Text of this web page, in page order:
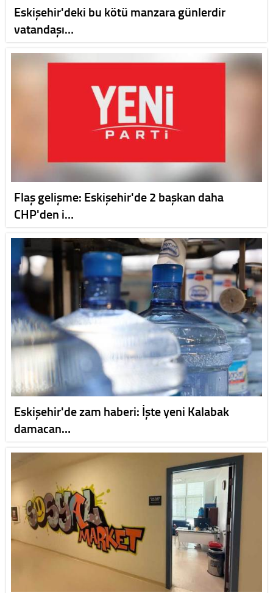
Eskişehir'deki bu kötü manzara günlerdir
vatandaşı…
Flaş gelişme: Eskişehir'de 2 başkan daha
CHP'den i…
Eskişehir'de zam haberi: İşte yeni Kalabak
damacan…